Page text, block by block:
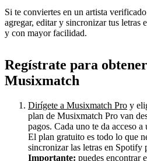
Si te conviertes en un artista
agregar, editar y sincronizar tus letras
y con mayor facilidad.
Regístrate para
Musixmatch
Dirígete a Musixmatch Pro y
plan de Musixmatch Pro van
pagos. Cada uno te da acceso
El plan gratuito es todo lo que
sincronizar las letras en Spotify
Importante: puedes encontrar